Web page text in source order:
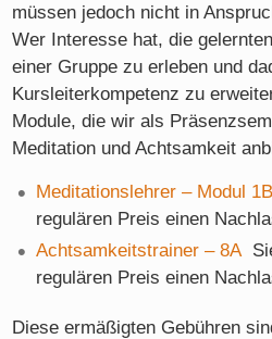
müssen jedoch nicht in
Wer Interesse hat, die
einer Gruppe zu erleben und
Kursleiterkompetenz zu
Module, die wir als
Meditation und Achtsamkeit
Meditationslehrer – Modul 1B
regulären Preis einen
Achtsamkeitstrainer – 8A
regulären Preis einen
Diese ermäßigten Gebühren